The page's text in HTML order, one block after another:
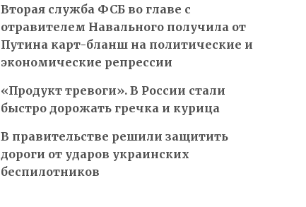
Вторая служба ФСБ во главе с
отравителем Навального получила от
Путина карт-бланш на политические и
экономические репрессии
«Продукт тревоги». В России стали
быстро дорожать гречка и курица
В правительстве решили защитить
дороги от ударов украинских
беспилотников